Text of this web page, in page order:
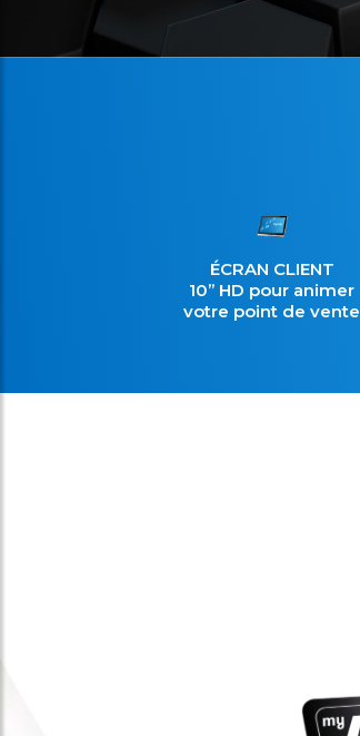
ÉCRAN CLIENT
10’’ HD pour animer
votre point de vente